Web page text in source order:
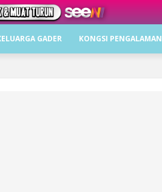
GADER KONGSI PENGALAMAN